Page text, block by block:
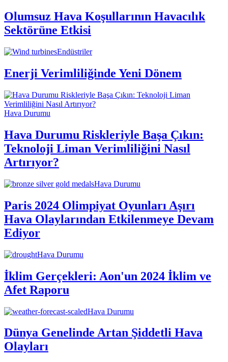
Olumsuz Hava Koşullarının Havacılık
Sektörüne Etkisi
Endüstriler
Enerji Verimliliğinde Yeni Dönem
Hava Durumu
Hava Durumu Riskleriyle Başa Çıkın:
Teknoloji Liman Verimliliğini Nasıl
Artırıyor?
Hava Durumu
Paris 2024 Olimpiyat Oyunları Aşırı
Hava Olaylarından Etkilenmeye Devam
Ediyor
Hava Durumu
İklim Gerçekleri: Aon'un 2024 İklim ve
Afet Raporu
Hava Durumu
Dünya Genelinde Artan Şiddetli Hava
Olayları